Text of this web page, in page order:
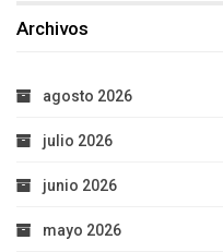
Archivos
agosto 2026
julio 2026
junio 2026
mayo 2026